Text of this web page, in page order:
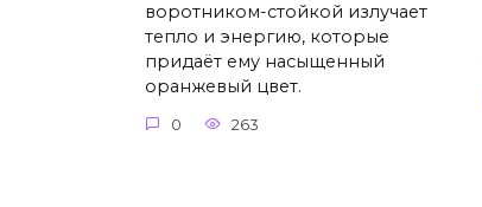
воротником-стойкой излучает
тепло и энергию, которые
придаёт ему насыщенный
оранжевый цвет.
0 263